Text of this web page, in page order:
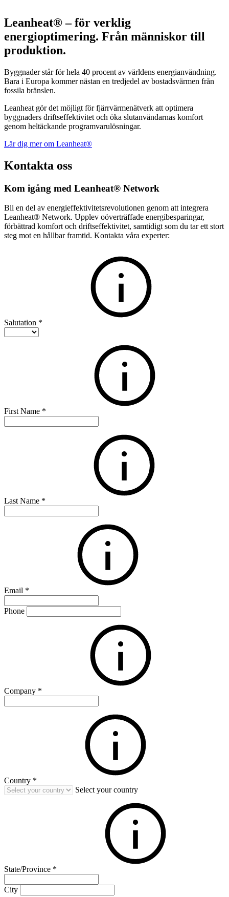
Leanheat® – för verklig
energioptimering. Från människor till
produktion.
Byggnader står för hela 40 procent av världens energianvändning.
Bara i Europa kommer nästan en tredjedel av bostadsvärmen från
fossila bränslen.
Leanheat gör det möjligt för fjärrvärmenätverk att optimera
byggnaders driftseffektivitet och öka slutanvändarnas komfort
genom heltäckande programvarulösningar.
Lär dig mer om Leanheat®
Kontakta oss
Kom igång med Leanheat® Network
Bli en del av energieffektivitetsrevolutionen genom att integrera
Leanheat® Network. Upplev oöverträffade energibesparingar,
förbättrad komfort och driftseffektivitet, samtidigt som du tar ett stort
steg mot en hållbar framtid. Kontakta våra experter:
Salutation *
First Name *
Last Name *
Email *
Phone
Company *
Country *
Select your country
State/Province *
City